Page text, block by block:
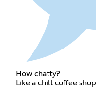
How chatty?
Like a chill coffee shop